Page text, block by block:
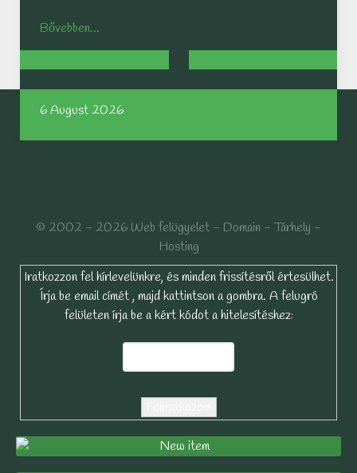
Bővebben...
6 August 2026
© 2002 - 2026 Web felügyelet - Domain - Tárhely -
Hosting
Iratkozzon fel hírlevelünkre, és minden frissítésről értesülhet.
Írja be email címét , majd kattintson a gombra. A felugró
felületen írja be a kért kódot a hitelesítéshez: